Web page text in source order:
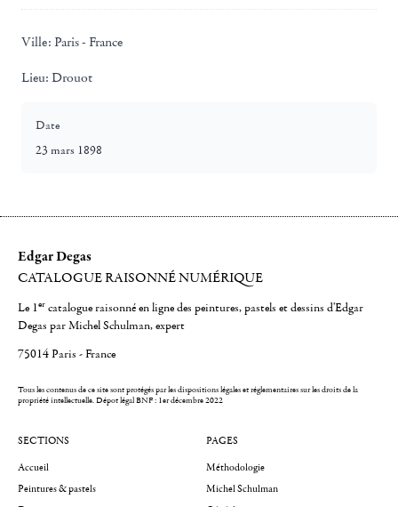
Ville: Paris - France
Lieu: Drouot
Date
23 mars 1898
Edgar Degas
CATALOGUE RAISONNÉ NUMÉRIQUE
Le 1er catalogue raisonné en ligne des peintures, pastels et dessins d'Edgar
Degas par Michel Schulman, expert
75014 Paris - France
Tous les contenus de ce site sont protégés par les dispositions légales et réglementaires sur les droits de la
propriété intellectuelle.Dépot légal BNF : 1er décembre 2022
SECTIONS
Accueil
Peintures & pastels
PAGES
Méthodologie
Michel Schulman